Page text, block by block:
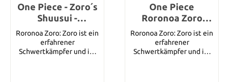
One Piece - Zoro´s
Shuusui -
Dekorationsversio
n
Roronoa Zoro: Zoro ist ein
erfahrener
Schwertkämpfer und ist
One Piece
Roronoa Zoro
Katana
Roronoa Zoro: Zoro ist ein
erfahrener
Schwertkämpfer und ist